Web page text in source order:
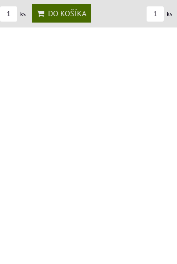
ks DO KOŠÍKA ks